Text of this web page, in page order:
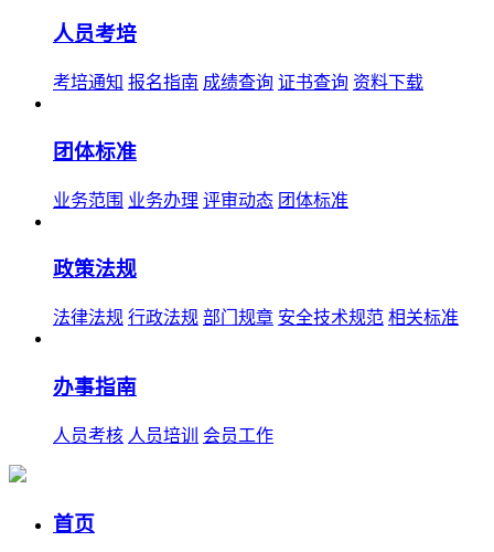
人员考培
考培通知 报名指南 成绩查询 证书查询 资料下载
团体标准
业务范围 业务办理 评审动态 团体标准
政策法规
法律法规 行政法规 部门规章 安全技术规范 相关标准
办事指南
人员考核 人员培训 会员工作
首页